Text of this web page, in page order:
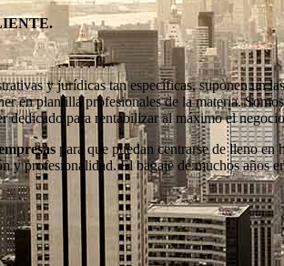
y jurídicas tan específicas, suponen un
en plantilla profesionales de la materia.
dedicado para rentabilizar al máximo el
para que puedan centrarse de lleno en
y profesionalidad. El bagaje de muchos años